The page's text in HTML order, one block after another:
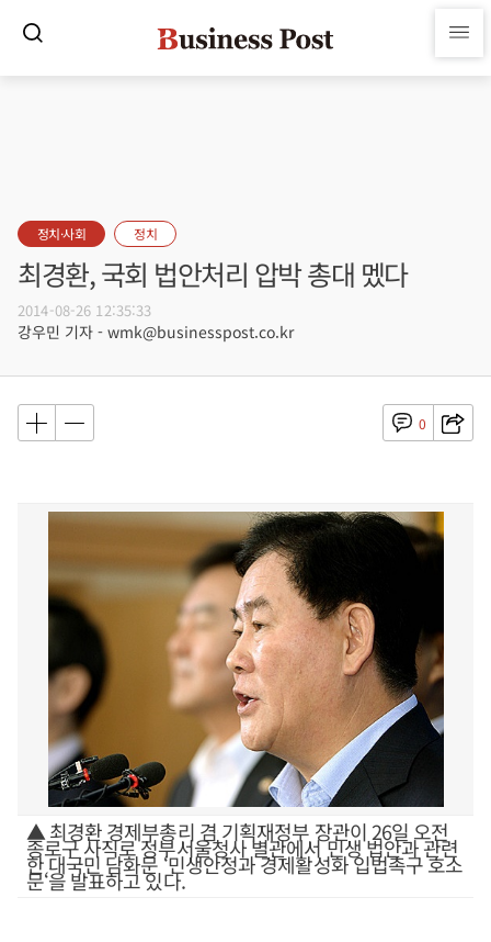
정치·사회 정치
최경환, 국회 법안처리 압박 총대 멨다
2014-08-26 12:35:33
강우민 기자 - wmk@businesspost.co.kr
0
▲ 최경환 경제부총리 겸 기획재정부 장관이 26일 오전
종로구 사직로 정부서울청사 별관에서 민생 법안과 관련
한 대국민 담화문 ‘민생안정과 경제활성화 입법촉구 호소
문‘을 발표하고 있다.